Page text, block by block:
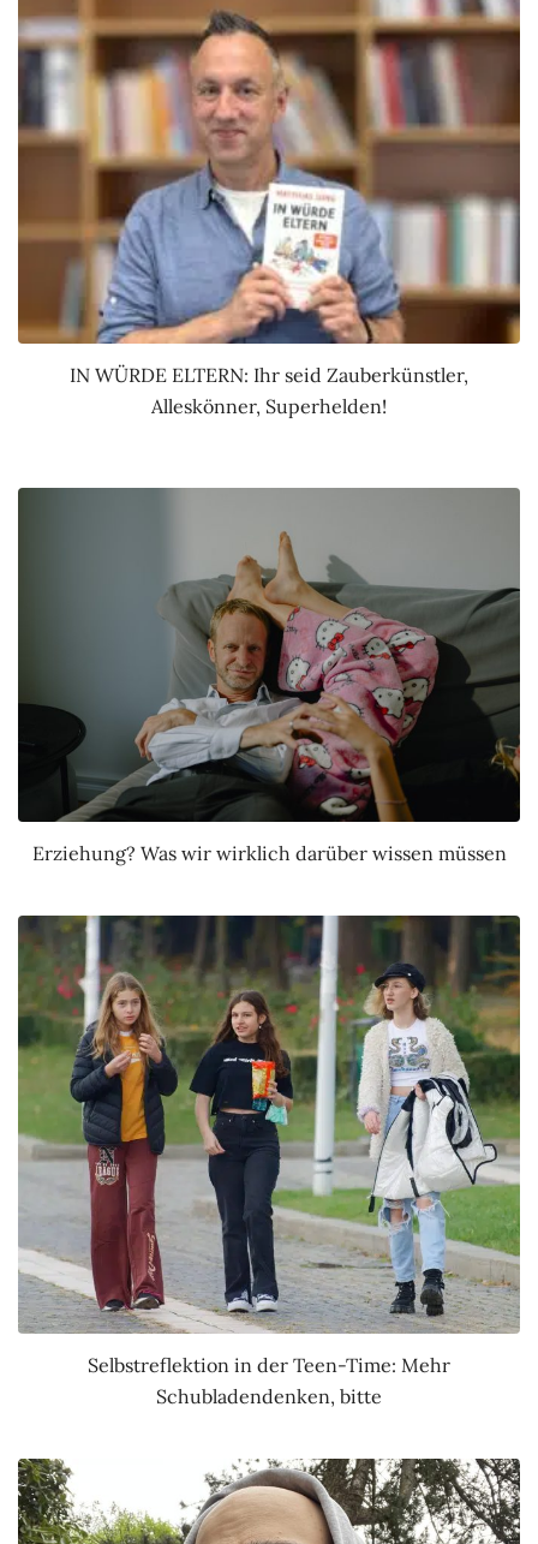
IN WÜRDE ELTERN: Ihr seid Zauberkünstler,
Alleskönner, Superhelden!
Erziehung? Was wir wirklich darüber wissen müssen
Selbstreflektion in der Teen-Time: Mehr
Schubladendenken, bitte